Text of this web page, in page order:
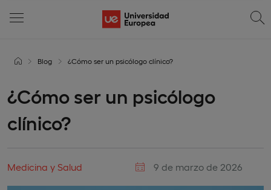
Blog ¿Cómo ser un psicólogo clínico?
¿Cómo ser un psicólogo
clínico?
Medicina y Salud 9 de marzo de 2026